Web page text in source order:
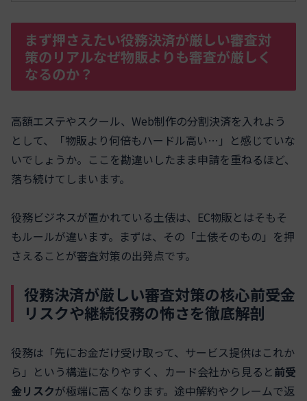
まず押さえたい役務決済が厳しい審査対
策のリアルなぜ物販よりも審査が厳しく
なるのか？
高額エステやスクール、Web制作の分割決済を入れよう
として、「物販より何倍もハードル高い…」と感じていな
いでしょうか。ここを勘違いしたまま申請を重ねるほど、
落ち続けてしまいます。
役務ビジネスが置かれている土俵は、EC物販とはそもそ
もルールが違います。まずは、その「土俵そのもの」を押
さえることが審査対策の出発点です。
役務決済が厳しい審査対策の核心前受金
リスクや継続役務の怖さを徹底解剖
役務は「先にお金だけ受け取って、サービス提供はこれか
ら」という構造になりやすく、カード会社から見ると前受
金リスクが極端に高くなります。途中解約やクレームで返